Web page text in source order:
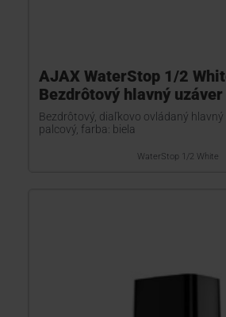
AJAX WaterStop 1/2
Bezdrôtový hlavný uzáver
Bezdrôtový, diaľkovo ovládaný
palcový, farba: biela
WaterStop 1/2 White